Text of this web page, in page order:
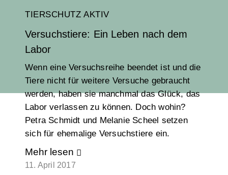
TIERSCHUTZ AKTIV
Versuchstiere: Ein Leben nach dem
Labor
Wenn eine Versuchsreihe beendet ist und die
Tiere nicht für weitere Versuche gebraucht
werden, haben sie manchmal das Glück, das
Labor verlassen zu können. Doch wohin?
Petra Schmidt und Melanie Scheel setzen
sich für ehemalige Versuchstiere ein.
Mehr lesen
11. April 2017